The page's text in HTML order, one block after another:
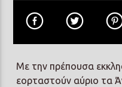
Prisma
Με την πρέπουσα
εορταστούν αύριο τα